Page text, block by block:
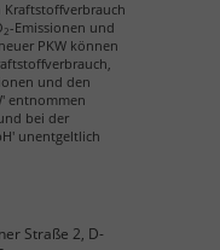
2-Emissionen und
PKW können
und den
entnommen
bei der
unentgeltlich
Straße 2, D-